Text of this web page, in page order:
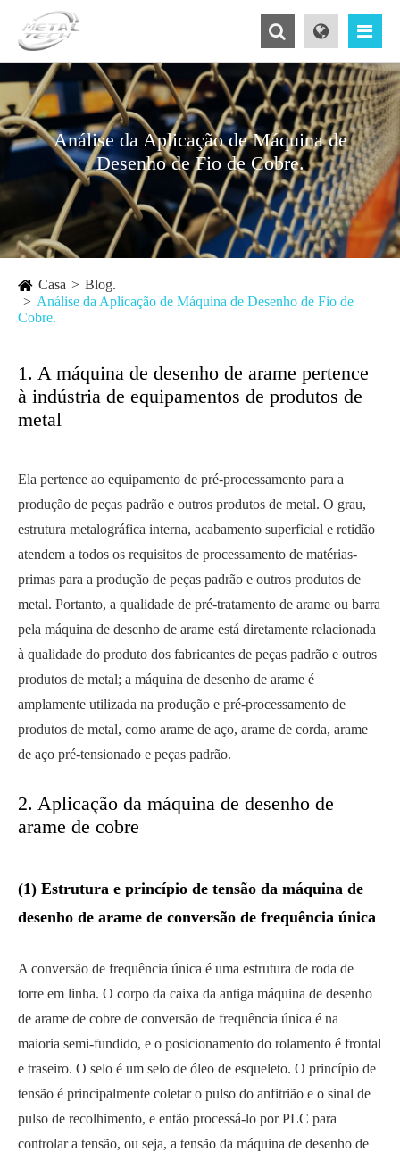
Análise da Aplicação de Máquina de
Desenho de Fio de Cobre.
Casa
Blog.
Análise da Aplicação de Máquina de Desenho de Fio de
Cobre.
1. A máquina de desenho de arame pertence
à indústria de equipamentos de produtos de
metal
Ela pertence ao equipamento de pré-processamento para a
produção de peças padrão e outros produtos de metal. O grau,
estrutura metalográfica interna, acabamento superficial e retidão
atendem a todos os requisitos de processamento de matérias-
primas para a produção de peças padrão e outros produtos de
metal. Portanto, a qualidade de pré-tratamento de arame ou barra
pela máquina de desenho de arame está diretamente relacionada
à qualidade do produto dos fabricantes de peças padrão e outros
produtos de metal; a máquina de desenho de arame é
amplamente utilizada na produção e pré-processamento de
produtos de metal, como arame de aço, arame de corda, arame
de aço pré-tensionado e peças padrão.
2. Aplicação da máquina de desenho de
arame de cobre
(1) Estrutura e princípio de tensão da máquina de
desenho de arame de conversão de frequência única
A conversão de frequência única é uma estrutura de roda de
torre em linha. O corpo da caixa da antiga máquina de desenho
de arame de cobre de conversão de frequência única é na
maioria semi-fundido, e o posicionamento do rolamento é frontal
e traseiro. O selo é um selo de óleo de esqueleto. O princípio de
tensão é principalmente coletar o pulso do anfitrião e o sinal de
pulso de recolhimento, e então processá-lo por PLC para
controlar a tensão, ou seja, a tensão da máquina de desenho de